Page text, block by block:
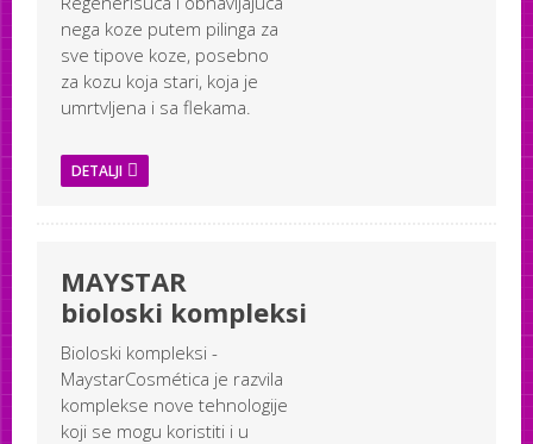
nega koze putem pilinga za
sve tipove koze, posebno
za kozu koja stari, koja je
umrtvljena i sa flekama.
DETALJI
MAYSTAR
bioloski kompleksi
Bioloski kompleksi -
MaystarCosmética je razvila
komplekse nove tehnologije
koji se mogu koristiti i u